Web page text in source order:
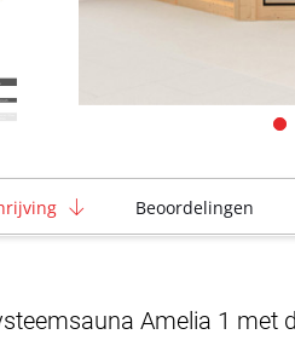
Beoordelingen
Amelia 1 met